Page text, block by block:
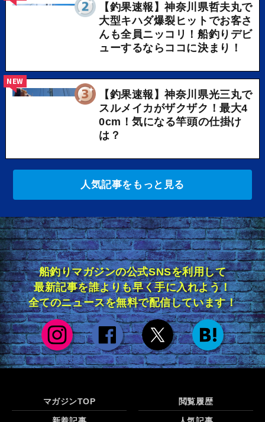
【釣果速報】神奈川県哲夫丸で
大型キハダ爆裂ヒットでお客さ
んも全員ニッコリ！船釣りデビ
ューするならココに決まり！
【釣果速報】神奈川県光三丸で
スルメイカがザクザク！最大4
0cm！気になる竿頭の仕掛け
は？
NEW
人気記事をもっと見る
船釣りマガジンの公式SNSを利用して
最新記事を誰よりも早く手に入れよう！
全てのニュースを無料で配信しています！
マガジンTOP 閲覧履歴